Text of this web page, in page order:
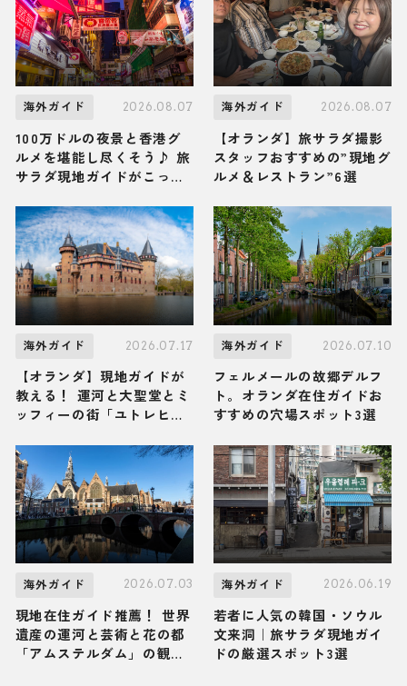
海外ガイド 2026.08.07
100万ドルの夜景と香港グ
ルメを堪能し尽くそう♪ 旅
サラダ現地ガイドがこっそ
光スポット・グルメ・お土
産3選
海外ガイド 2026.08.07
【オランダ】旅サラダ撮影
スタッフおすすめの”現地グ
ルメ＆レストラン”6選
海外ガイド 2026.07.17
【オランダ】現地ガイドが
教える！ 運河と大聖堂とミ
ッフィーの街「ユトレヒ
メ・お土産3選
海外ガイド 2026.07.10
フェルメールの故郷デルフ
ト。オランダ在住ガイドお
すすめの穴場スポット3選
海外ガイド 2026.07.03
現地在住ガイド推薦！ 世界
遺産の運河と芸術と花の都
「アムステルダム」の観光
海外ガイド 2026.06.19
若者に人気の韓国・ソウル
文来洞｜旅サラダ現地ガイ
ドの厳選スポット3選